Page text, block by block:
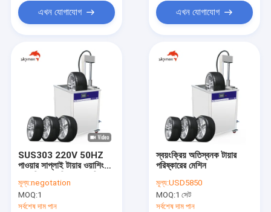
এখন যোগাযোগ এখন যোগাযোগ
SUS303 220V 50HZ
পাওয়ার সাপ্লাই টায়ার ওয়াশিং
টায়ার ইন্ডাস্ট্রিয়াল আল্ট্রাসনিক
ক্লিনিং মেশিন
মূল্য:negotation
MOQ:1
সর্বশেষ দাম পান
স্বয়ংক্রিয় অতিস্বনক টায়ার
পরিষ্কারের মেশিন
মূল্য:USD5850
MOQ:1 সেট
সর্বশেষ দাম পান